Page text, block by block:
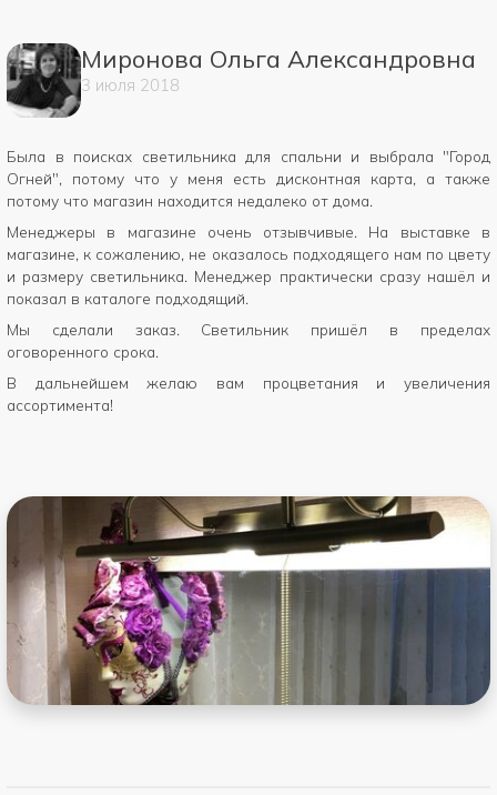
Миронова Ольга Александровна
3 июля 2018
Была в поисках светильника для спальни и выбрала "Город
Огней", потому что у меня есть дисконтная карта, а также
потому что магазин находится недалеко от дома.
Менеджеры в магазине очень отзывчивые. На выставке в
магазине, к сожалению, не оказалось подходящего нам по цвету
и размеру светильника. Менеджер практически сразу нашёл и
показал в каталоге подходящий.
Мы сделали заказ. Светильник пришёл в пределах
оговоренного срока.
В дальнейшем желаю вам процветания и увеличения
ассортимента!